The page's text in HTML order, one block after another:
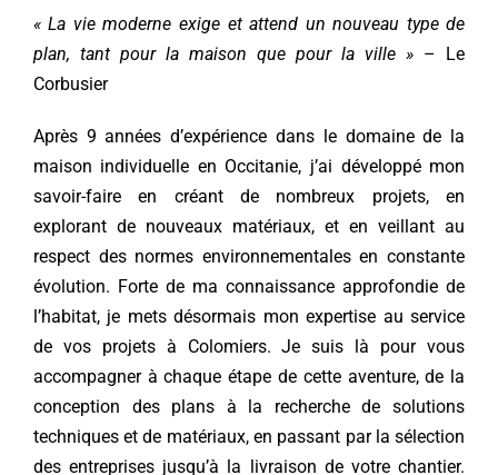
« La vie moderne exige et attend un nouveau type de
plan, tant pour la maison que pour la ville » – Le
Corbusier
Après 9 années d’expérience dans le domaine de la
maison individuelle en Occitanie, j’ai développé mon
savoir-faire en créant de nombreux projets, en
explorant de nouveaux matériaux, et en veillant au
respect des normes environnementales en constante
évolution. Forte de ma connaissance approfondie de
l’habitat, je mets désormais mon expertise au service
de vos projets à Colomiers. Je suis là pour vous
accompagner à chaque étape de cette aventure, de la
conception des plans à la recherche de solutions
techniques et de matériaux, en passant par la sélection
des entreprises jusqu’à la livraison de votre chantier.